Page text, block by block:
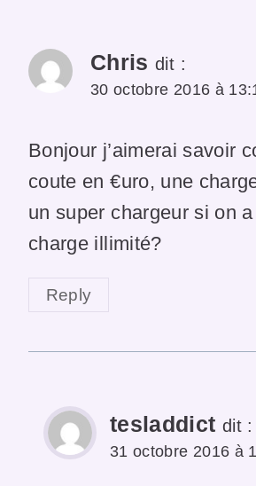
Chris dit :
30 octobre 2016 à
Bonjour j’aimerai savoir
coute en €uro, une
un super chargeur si on a
charge illimité?
Reply
tesladdict dit :
31 octobre 2016 à